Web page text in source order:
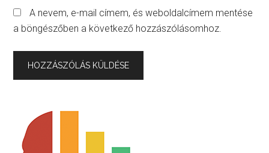
A nevem, e-mail címem, és weboldalcímem mentése
a böngészőben a következő hozzászólásomhoz.
Primary
Sidebar